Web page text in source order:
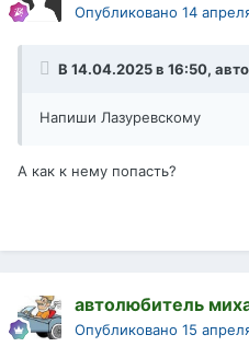
Опубликовано 14
В 14.04.2025 в 16:50,
Напиши Лазуревскому
А как к нему попасть?
автолюбитель
Опубликовано 15